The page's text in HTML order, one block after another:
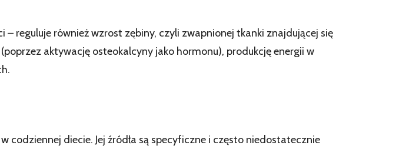
reguluje również wzrost zębiny, czyli zwapnionej tkanki znajdującej się
aktywację osteokalcyny jako hormonu), produkcję energii w
codziennej diecie. Jej źródła są specyficzne i często niedostatecznie